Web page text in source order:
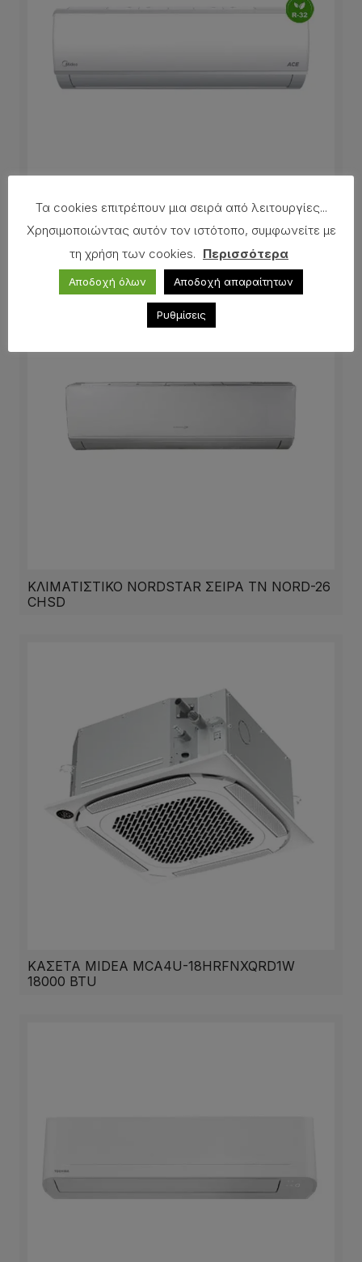
ΚΛΙΜΑΤΙΣΤΙΚΟ MIDEA ACE-09HRFN8
ΚΛΙΜΑΤΙΣΤΙΚΟ NORDSTAR ΣΕΙΡΑ ΤΝ ΝΟRD-26
CHSD
ΚΑΣΕΤΑ MIDEA MCA4U-18HRFNXQRD1W
18000 BTU
Τα cookies επιτρέπουν μια σειρά από λειτουργίες...
Χρησιμοποιώντας αυτόν τον ιστότοπο, συμφωνείτε με
τη χρήση των cookies. Περισσότερα
Αποδοχή όλων Αποδοχή απαραίτητων
Ρυθμίσεις